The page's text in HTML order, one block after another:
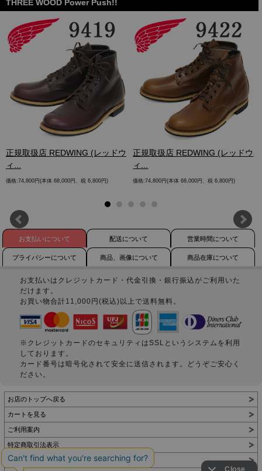
THREE WOOD Power Push!!
正規取扱店 REDWING (レッドウ
ィ...
価格:74,800円(本体 68,000円、税 6,800円)
正規取扱店 REDWING (レッドウ
ィ...
価格:74,800円(本体 68,000円、税 6,800円)
お支払いについて 配送について 営業時間について
プライバシーについて 商品、画像について 商品在庫について
お支払いはクレジットカード・代金引換・銀行振込がご利用いた
だけます。
お買い物合計11,000円(税込)以上で送料無料。
※クレジットカードのセキュリティはSSLというシステムを利用
しております。
カード番号は暗号化されて安全に送信されます。どうぞご安心く
ださい。
お店のトップへ戻る
カートを見る
ご利用案内
特定商取引法表示
個人情報の取扱い